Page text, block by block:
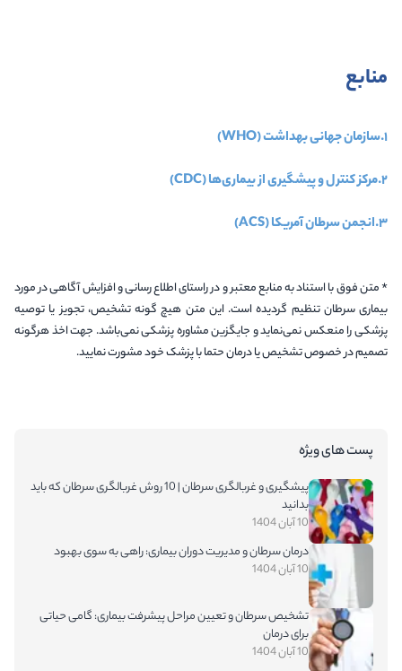
پست های ویژه
پیشگیری و غربالگری سرطان | 10 روش غربالگری سرطان که باید
بدانید
10 آبان 1404
درمان سرطان و مدیریت دوران بیماری: راهی به سوی بهبود
10 آبان 1404
تشخیص سرطان و تعیین مراحل پیشرفت بیماری: گامی حیاتی
برای درمان
10 آبان 1404
منابع
1.سازمان جهانی بهداشت(WHO)
2.مرکز کنترل و پیشگیری از بیماری‌ها(CDC)
3. انجمن سرطان آمریکا(ACS)
* متن فوق با استناد به منابع معتبر و در راستای اطلاع رسانی و افزایش آگاهی در مورد
بیماری سرطان تنظیم گردیده است. این متن هیچ گونه تشخیص، تجویز یا توصیه
پزشکی را منعکس نمی‌نماید و جایگزین مشاوره پزشکی نمی‌باشد. جهت اخذ هرگونه
تصمیم در خصوص تشخیص یا درمان حتما با پزشک خود مشورت نمایید.